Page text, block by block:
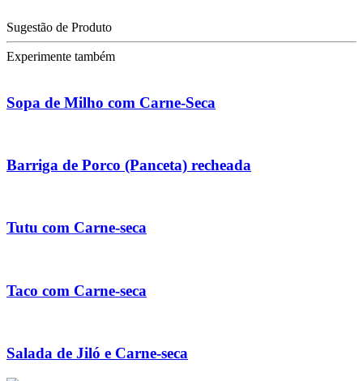
Sugestão de Produto
Experimente também
Sopa de Milho com Carne-Seca
Barriga de Porco (Panceta) recheada
Tutu com Carne-seca
Taco com Carne-seca
Salada de Jiló e Carne-seca